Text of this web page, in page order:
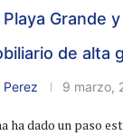
Grande
de alta
Perez 9 marzo,
ha dado un paso